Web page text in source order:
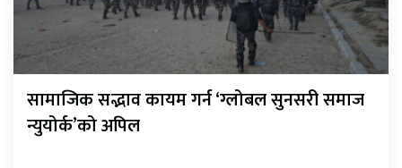
सामाजिक सद्भाव कायम गर्न ‘ग्लोबल सुनसरी समाज
न्युयोर्क’को अपिल